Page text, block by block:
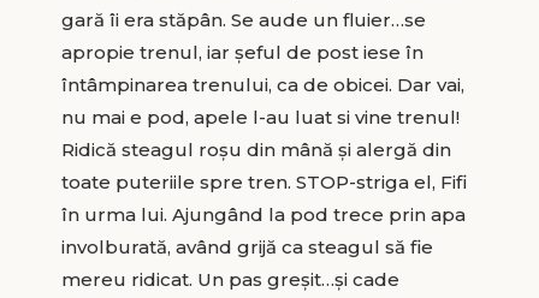
gară îi era stăpân. Se aude un fluier…se
apropie trenul, iar șeful de post iese în
întâmpinarea trenului, ca de obicei. Dar vai,
nu mai e pod, apele l-au luat si vine trenul!
Ridică steagul roșu din mână și alergă din
toate puteriile spre tren. STOP-striga el, Fifi
în urma lui. Ajungând la pod trece prin apa
involburată, având grijă ca steagul să fie
mereu ridicat. Un pas greșit…și cade